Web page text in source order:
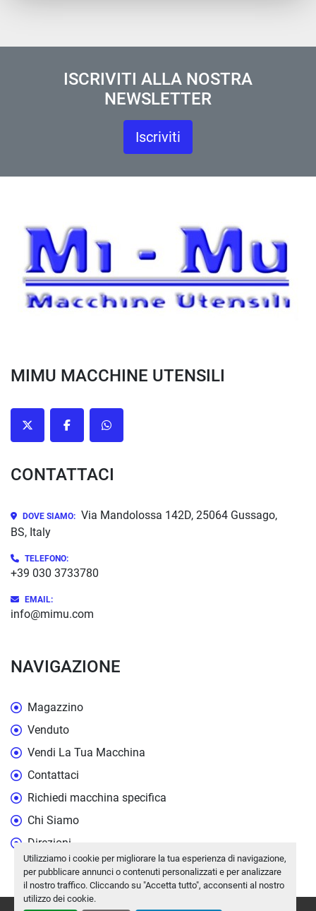
Utilizziamo i cookie per migliorare la tua esperienza di navigazione,
per pubblicare annunci o contenuti personalizzati e per analizzare
il nostro traffico. Cliccando su "Accetta tutto", acconsenti al nostro
utilizzo dei cookie.
ISCRIVITI ALLA NOSTRA
NEWSLETTER
Iscriviti
MIMU MACCHINE UTENSILI
twitter facebookwhatsapp
CONTATTACI
DOVE SIAMO: Via Mandolossa 142D, 25064 Gussago,
BS, Italy
TELEFONO:
+39 030 3733780
EMAIL:
info@mimu.com
NAVIGAZIONE
Magazzino
Venduto
Vendi La Tua Macchina
Contattaci
Richiedi macchina specifica
Chi Siamo
Direzioni